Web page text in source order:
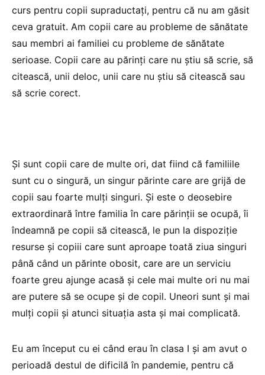
curs pentru copii supraductați, pentru că nu am găsit
ceva gratuit. Am copii care au probleme de sănătate
sau membri ai familiei cu probleme de sănătate
serioase. Copii care au părinți care nu știu să scrie, să
citească, unii deloc, unii care nu știu să citească sau
să scrie corect.
Și sunt copii care de multe ori, dat fiind că familiile
sunt cu o singură, un singur părinte care are grijă de
copii sau foarte mulți singuri. Și este o deosebire
extraordinară între familia în care părinții se ocupă, îi
îndeamnă pe copii să citească, le pun la dispoziție
resurse și copiii care sunt aproape toată ziua singuri
până când un părinte obosit, care are un serviciu
foarte greu ajunge acasă și cele mai multe ori nu mai
are putere să se ocupe și de copil. Uneori sunt și mai
mulți copii și atunci situația asta și mai complicată.
Eu am început cu ei când erau în clasa I și am avut o
perioadă destul de dificilă în pandemie, pentru că